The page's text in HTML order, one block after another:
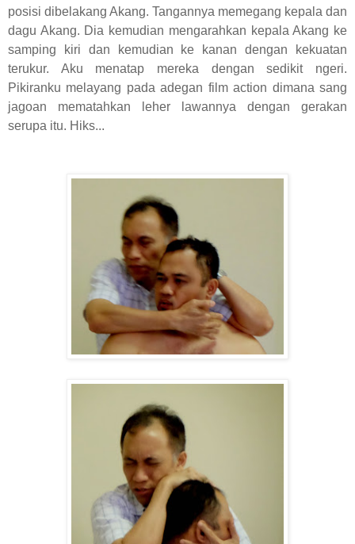
posisi dibelakang Akang. Tangannya memegang kepala dan
dagu Akang. Dia kemudian mengarahkan kepala Akang ke
samping kiri dan kemudian ke kanan dengan kekuatan
terukur. Aku menatap mereka dengan sedikit ngeri.
Pikiranku melayang pada adegan film action dimana sang
jagoan mematahkan leher lawannya dengan gerakan
serupa itu. Hiks...